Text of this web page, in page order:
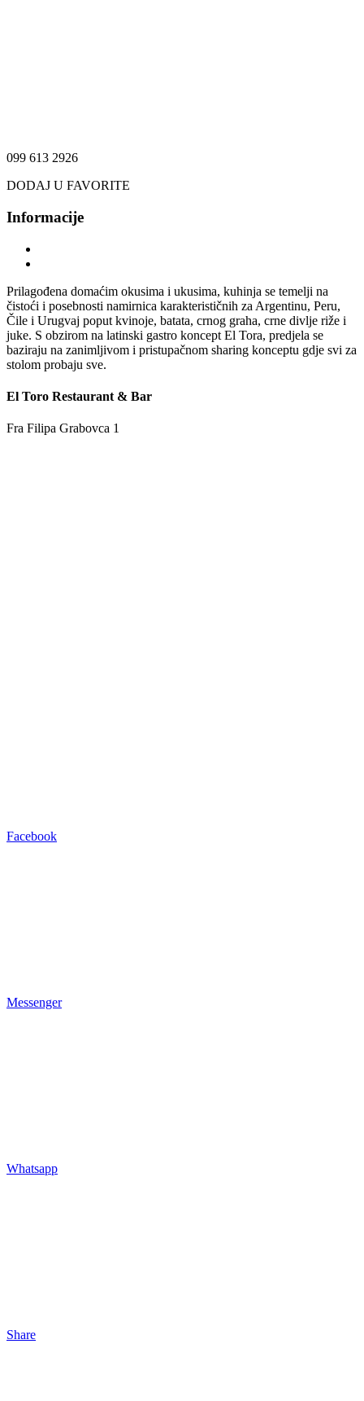
099 613 2926
DODAJ U FAVORITE
Informacije
Prilagođena domaćim okusima i ukusima, kuhinja se temelji na
čistoći i posebnosti namirnica karakterističnih za Argentinu, Peru,
Čile i Urugvaj poput kvinoje, batata, crnog graha, crne divlje riže i
juke. S obzirom na latinski gastro koncept El Tora, predjela se
baziraju na zanimljivom i pristupačnom sharing konceptu gdje svi za
stolom probaju sve.
El Toro Restaurant & Bar
Fra Filipa Grabovca 1
Facebook
Messenger
Whatsapp
Share